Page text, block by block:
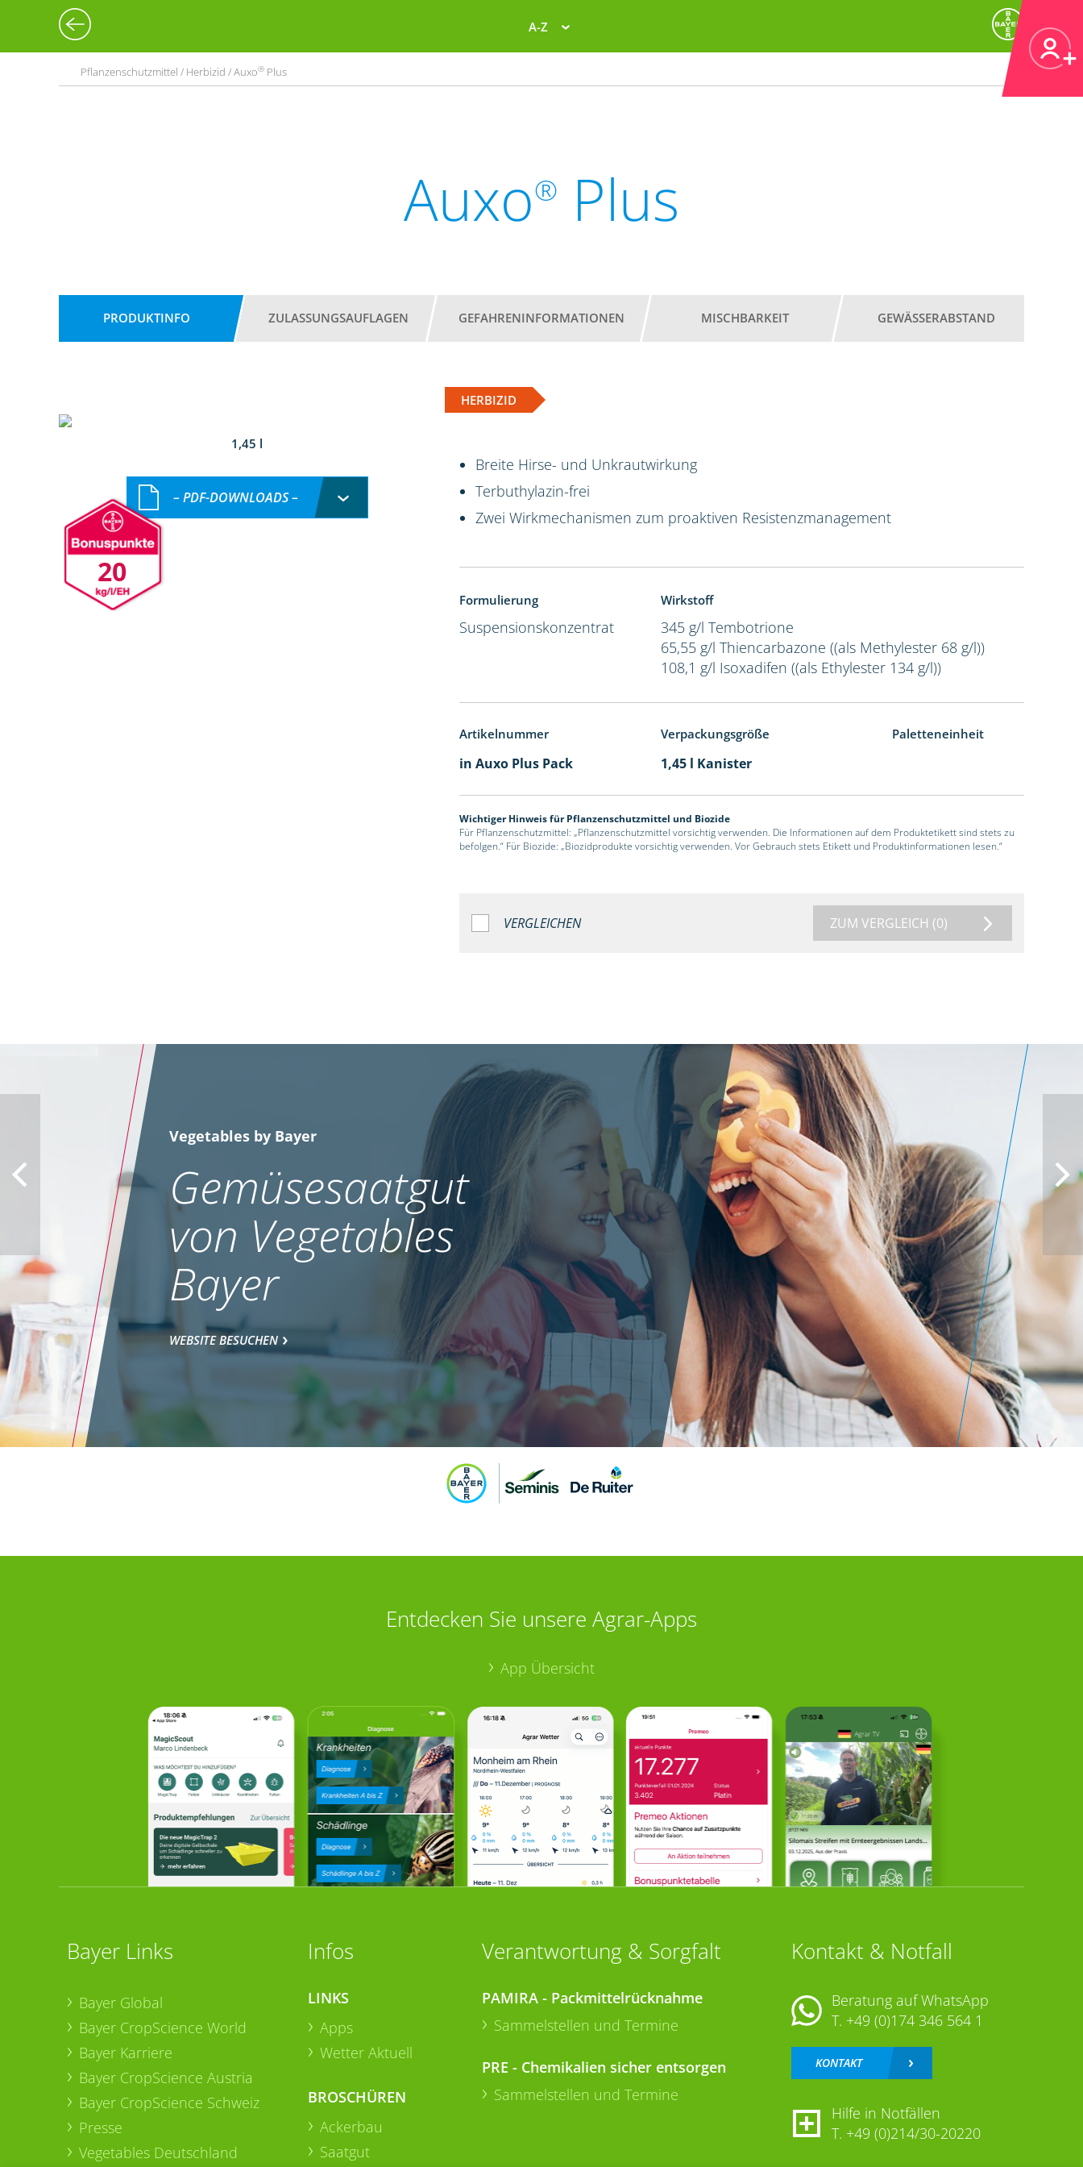
A-Z
Pflanzenschutzmittel / Herbizid / Auxo® Plus
Auxo® Plus
PRODUKTINFO ZULASSUNGSAUFLAGEN GEFAHRENINFORMATIONEN MISCHBARKEIT GEWÄSSERABSTAND
HERBIZID
1,45 l
20
– PDF-DOWNLOADS –
Breite Hirse- und Unkrautwirkung
Terbuthylazin-frei
Zwei Wirkmechanismen zum proaktiven Resistenzmanagement
Formulierung
Suspensionskonzentrat
Wirkstoff
345 g/l Tembotrione
65,55 g/l Thiencarbazone ((als Methylester 68 g/l))
108,1 g/l Isoxadifen ((als Ethylester 134 g/l))
Artikelnummer Verpackungsgröße Paletteneinheit
in Auxo Plus Pack 1,45 l Kanister
Wichtiger Hinweis für Pflanzenschutzmittel und Biozide
Für Pflanzenschutzmittel: „Pflanzenschutzmittel vorsichtig verwenden. Die Informationen auf dem Produktetikett sind stets zu
befolgen.“ Für Biozide: „Biozidprodukte vorsichtig verwenden. Vor Gebrauch stets Etikett und Produktinformationen lesen.“
VERGLEICHEN ZUM VERGLEICH (0)
Vegetables by Bayer
Gemüsesaatgut
von Vegetables
Bayer
WEBSITE BESUCHEN
Entdecken Sie unsere Agrar-Apps
App Übersicht
Bayer Links
Bayer Global
Bayer CropScience World
Bayer Karriere
Bayer CropScience Austria
Bayer CropScience Schweiz
Presse
Vegetables Deutschland
Infos
LINKS
Apps
Wetter Aktuell
BROSCHÜREN
Ackerbau
Saatgut
Verantwortung & Sorgfalt
PAMIRA - Packmittelrücknahme
Sammelstellen und Termine
PRE - Chemikalien sicher entsorgen
Sammelstellen und Termine
Kontakt & Notfall
Beratung auf WhatsApp
T. +49 (0)174 346 564 1
KONTAKT
Hilfe in Notfällen
T. +49 (0)214/30-20220